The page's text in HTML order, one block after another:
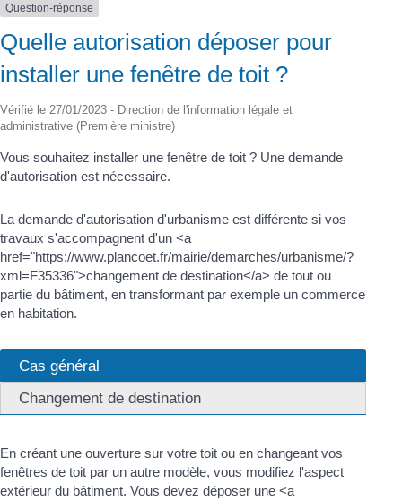
Question-réponse
Quelle autorisation déposer pour
installer une fenêtre de toit ?
Vérifié le 27/01/2023 - Direction de l'information légale et
administrative (Première ministre)
Vous souhaitez installer une fenêtre de toit ? Une demande
d'autorisation est nécessaire.
La demande d'autorisation d'urbanisme est différente si vos
travaux s'accompagnent d'un <a
href="https://www.plancoet.fr/mairie/demarches/urbanisme/?
xml=F35336">changement de destination</a> de tout ou
partie du bâtiment, en transformant par exemple un commerce
en habitation.
Cas général
Changement de destination
En créant une ouverture sur votre toit ou en changeant vos
fenêtres de toit par un autre modèle, vous modifiez l'aspect
extérieur du bâtiment. Vous devez déposer une <a